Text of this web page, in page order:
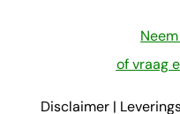
of vraag
Disclaimer|